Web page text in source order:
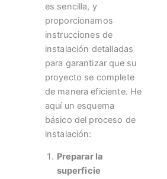
es sencilla, y
proporcionamos
instrucciones de
instalación detalladas
para garantizar que su
proyecto se complete
de manera eficiente. He
aquí un esquema
básico del proceso de
instalación:
Preparar la
superficie